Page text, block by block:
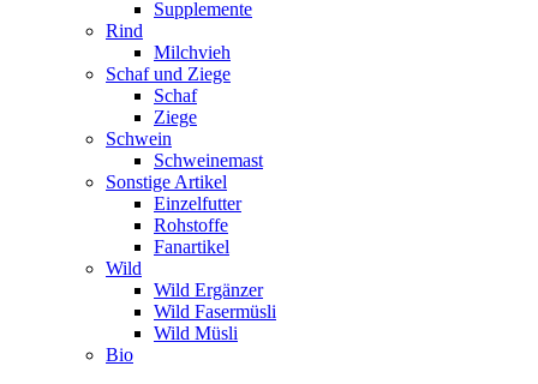
Supplemente
Rind
Milchvieh
Schaf und Ziege
Schaf
Ziege
Schwein
Schweinemast
Sonstige Artikel
Einzelfutter
Rohstoffe
Fanartikel
Wild
Wild Ergänzer
Wild Fasermüsli
Wild Müsli
Bio